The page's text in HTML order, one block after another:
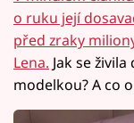
o ruku její
před zraky
Lena. Jak se
modelkou? A co